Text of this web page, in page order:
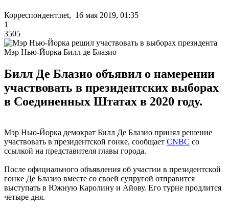
Корреспондент.net, 16 мая 2019, 01:35
1
3505
Мэр Нью-Йорка Билл де Блазио
Билл Де Блазио объявил о намерении
участвовать в президентских выборах
в Соединенных Штатах в 2020 году.
Мэр Нью-Йорка демократ Билл Де Блазио принял решение
участвовать в президентской гонке, сообщает CNBC со
ссылкой на представителя главы города.
После официального объявления об участии в президентской
гонке Де Блазио вместе со своей супругой отправится
выступать в Южную Каролину и Айову. Его турне продлится
четыре дня.